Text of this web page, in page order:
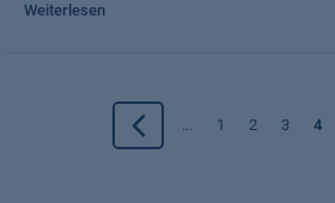
Weiterlesen
... 1 2 3 4